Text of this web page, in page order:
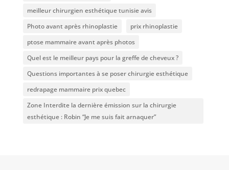
meilleur chirurgien esthétique tunisie avis
Photo avant après rhinoplastie
prix rhinoplastie
ptose mammaire avant après photos
Quel est le meilleur pays pour la greffe de cheveux ?
Questions importantes à se poser chirurgie esthétique
redrapage mammaire prix quebec
Zone Interdite la dernière émission sur la chirurgie
esthétique : Robin “Je me suis fait arnaquer”